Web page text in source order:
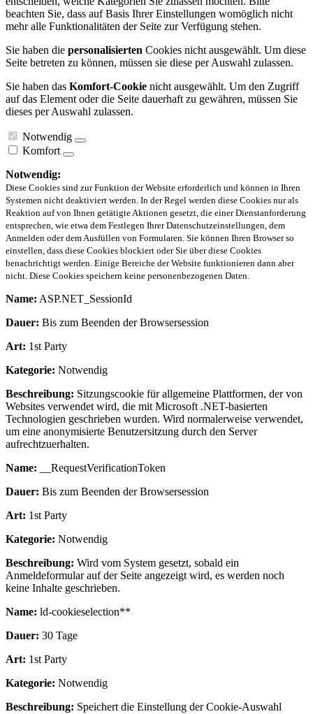
beachten Sie, dass auf Basis Ihrer Einstellungen womöglich nicht
mehr alle Funktionalitäten der Seite zur Verfügung stehen.
Sie haben die personalisierten Cookies nicht ausgewählt. Um diese
Seite betreten zu können, müssen sie diese per Auswahl zulassen.
Sie haben das Komfort-Cookie nicht ausgewählt. Um den Zugriff
auf das Element oder die Seite dauerhaft zu gewähren, müssen Sie
dieses per Auswahl zulassen.
Notwendig
Komfort
Notwendig:
Diese Cookies sind zur Funktion der Website erforderlich und können in Ihren
Systemen nicht deaktiviert werden. In der Regel werden diese Cookies nur als
Reaktion auf von Ihnen getätigte Aktionen gesetzt, die einer Dienstanforderung
entsprechen, wie etwa dem Festlegen Ihrer Datenschutzeinstellungen, dem
Anmelden oder dem Ausfüllen von Formularen. Sie können Ihren Browser so
einstellen, dass diese Cookies blockiert oder Sie über diese Cookies
benachrichtigt werden. Einige Bereiche der Website funktionieren dann aber
nicht. Diese Cookies speichern keine personenbezogenen Daten.
Name: ASP.NET_SessionId
Dauer: Bis zum Beenden der Browsersession
Art: 1st Party
Kategorie: Notwendig
Beschreibung: Sitzungscookie für allgemeine Plattformen, der von
Websites verwendet wird, die mit Microsoft .NET-basierten
Technologien geschrieben wurden. Wird normalerweise verwendet,
um eine anonymisierte Benutzersitzung durch den Server
aufrechtzuerhalten.
Name: __RequestVerificationToken
Dauer: Bis zum Beenden der Browsersession
Art: 1st Party
Kategorie: Notwendig
Beschreibung: Wird vom System gesetzt, sobald ein
Anmeldeformular auf der Seite angezeigt wird, es werden noch
keine Inhalte geschrieben.
Name: ld-cookieselection**
Dauer: 30 Tage
Art: 1st Party
Kategorie: Notwendig
Beschreibung: Speichert die Einstellung der Cookie-Auswahl